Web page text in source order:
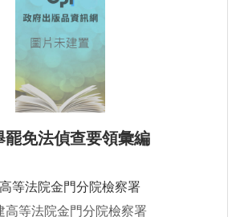
罷免法偵查要領彙編
等法院金門分院檢察署
高等法院金門分院檢察署